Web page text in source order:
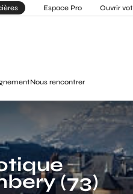
Espace Pro Ouvrir
Nous rencontrer
(73)